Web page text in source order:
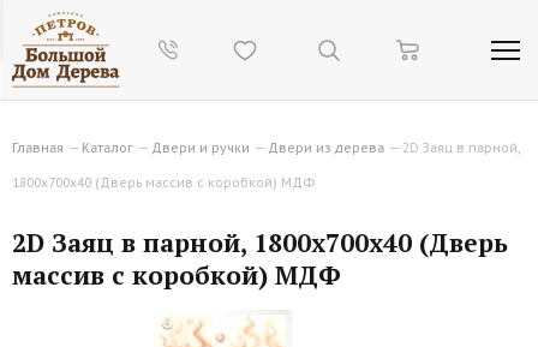
Главная — Каталог — Двери и ручки — Двери из дерева — 2D Заяц в парной,
1800х700х40 (Дверь массив с коробкой) МДФ
2D Заяц в парной, 1800х700х40 (Дверь
массив с коробкой) МДФ